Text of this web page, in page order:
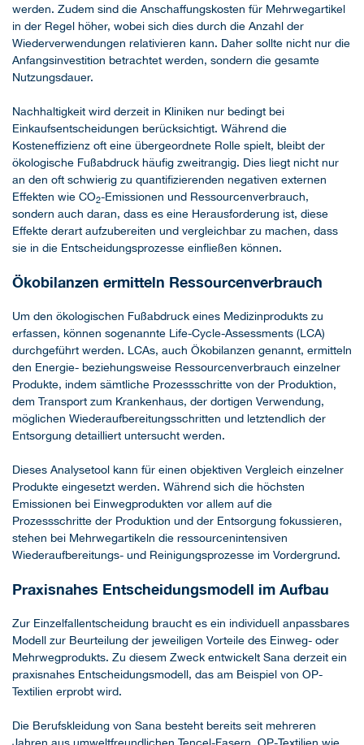
werden. Zudem sind die Anschaffungskosten für Mehrwegartikel
in der Regel höher, wobei sich dies durch die Anzahl der
Wiederverwendungen relativieren kann. Daher sollte nicht nur die
Anfangsinvestition betrachtet werden, sondern die gesamte
Nutzungsdauer.
Nachhaltigkeit wird derzeit in Kliniken nur bedingt bei
Einkaufsentscheidungen berücksichtigt. Während die
Kosteneffizienz oft eine übergeordnete Rolle spielt, bleibt der
ökologische Fußabdruck häufig zweitrangig. Dies liegt nicht nur
an den oft schwierig zu quantifizierenden negativen externen
Effekten wie CO2-Emissionen und Ressourcenverbrauch,
sondern auch daran, dass es eine Herausforderung ist, diese
Effekte derart aufzubereiten und vergleichbar zu machen, dass
sie in die Entscheidungsprozesse einfließen können.
Ökobilanzen ermitteln Ressourcenverbrauch
Um den ökologischen Fußabdruck eines Medizinprodukts zu
erfassen, können sogenannte Life-Cycle-Assessments (LCA)
durchgeführt werden. LCAs, auch Ökobilanzen genannt, ermitteln
den Energie- beziehungsweise Ressourcenverbrauch einzelner
Produkte, indem sämtliche Prozessschritte von der Produktion,
dem Transport zum Krankenhaus, der dortigen Verwendung,
möglichen Wiederaufbereitungsschritten und letztendlich der
Entsorgung detailliert untersucht werden.
Dieses Analysetool kann für einen objektiven Vergleich einzelner
Produkte eingesetzt werden. Während sich die höchsten
Emissionen bei Einwegprodukten vor allem auf die
Prozessschritte der Produktion und der Entsorgung fokussieren,
stehen bei Mehrwegartikeln die ressourcenintensiven
Wiederaufbereitungs- und Reinigungsprozesse im Vordergrund.
Praxisnahes Entscheidungsmodell im Aufbau
Zur Einzelfallentscheidung braucht es ein individuell anpassbares
Modell zur Beurteilung der jeweiligen Vorteile des Einweg- oder
Mehrwegprodukts. Zu diesem Zweck entwickelt Sana derzeit ein
praxisnahes Entscheidungsmodell, das am Beispiel von OP-
Textilien erprobt wird.
Die Berufskleidung von Sana besteht bereits seit mehreren